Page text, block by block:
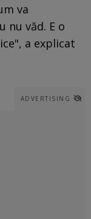
va
nu văd. E o
a explicat
ADVERTISING